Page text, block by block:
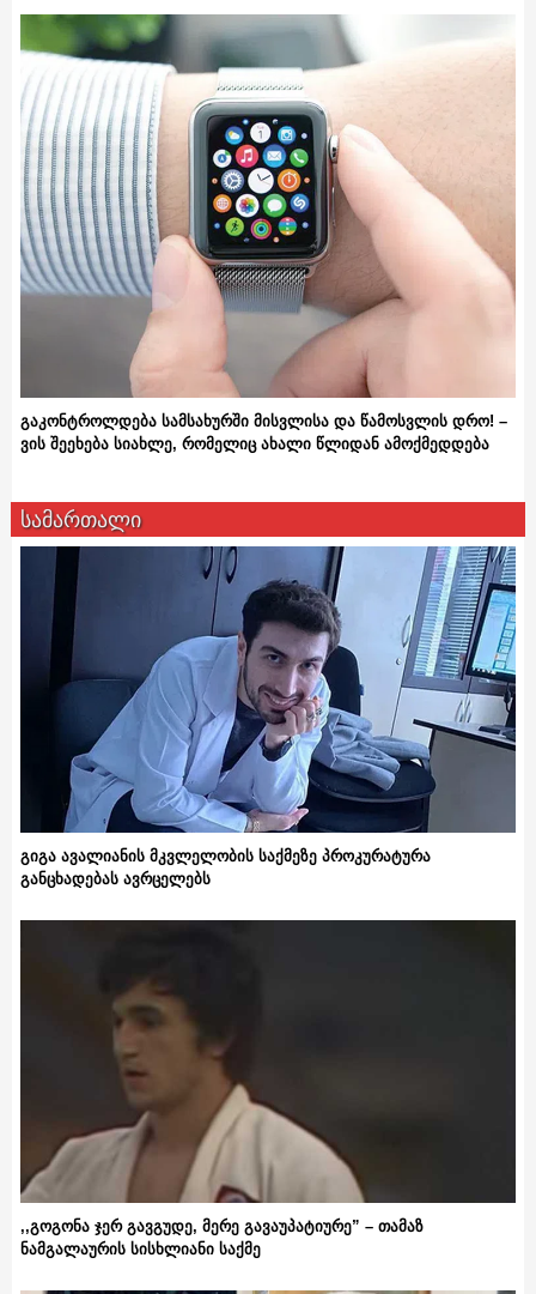
გაკონტროლდება სამსახურში მისვლისა და წამოსვლის დრო! –
ვის შეეხება სიახლე, რომელიც ახალი წლიდან ამოქმედდება
სამართალი
გიგა ავალიანის მკვლელობის საქმეზე პროკურატურა
განცხადებას ავრცელებს
,,გოგონა ჯერ გავგუდე, მერე გავაუპატიურე” – თამაზ
ნამგალაურის სისხლიანი საქმე